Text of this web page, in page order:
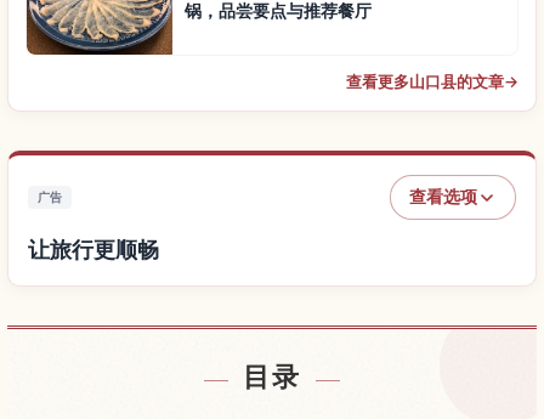
锅，品尝要点与推荐餐厅
查看更多山口县的文章→
广告 查看选项
让旅行更顺畅
目录